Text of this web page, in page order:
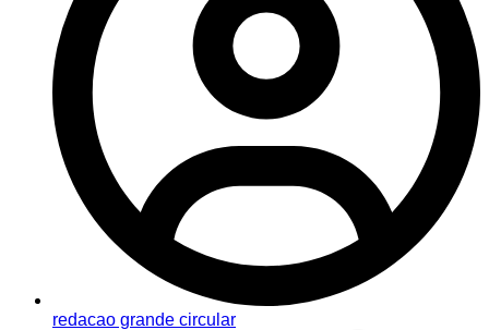
redacao grande circular